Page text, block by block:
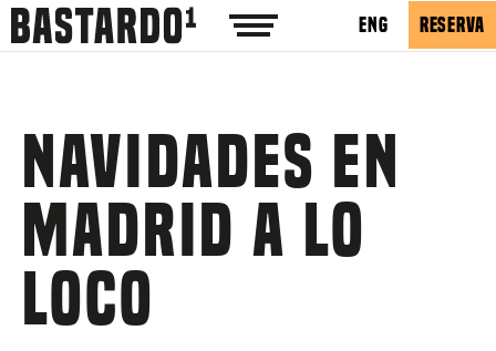
ENG RESERVA
NAVIDADES EN
MADRID A LO
LOCO